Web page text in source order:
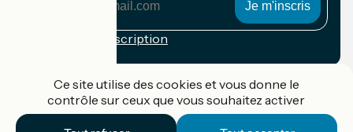
Conditions d'inscription
Ce site utilise des cookies et vous donne le
contrôle sur ceux que vous souhaitez activer